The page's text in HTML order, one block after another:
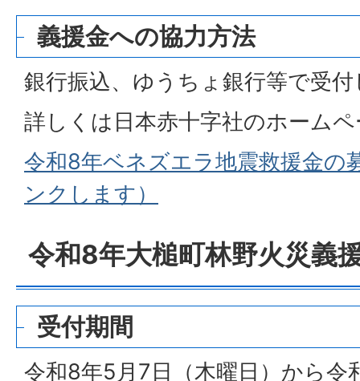
義援金への協力方法
銀行振込、ゆうちょ銀行等で受
詳しくは日本赤十字社のホーム
令和8年ベネズエラ地震救援金の
ンクします）
令和8年大槌町林野火災義
受付期間
令和8年5月7日（木曜日）から令